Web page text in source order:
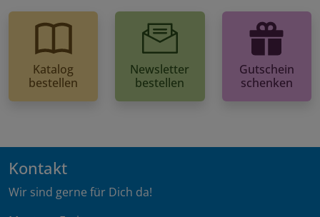
Katalog
bestellen
Newsletter
bestellen
Gutschein
schenken
Kontakt
Wir sind gerne für Dich da!